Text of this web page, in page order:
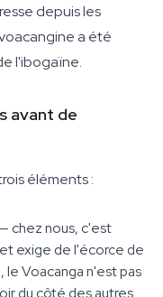
depuis les
a été
l'ibogaïne.
avant de
éléments :
— chez nous, c'est
exige de l'écorce de
le Voacanga n'est pas
du côté des autres